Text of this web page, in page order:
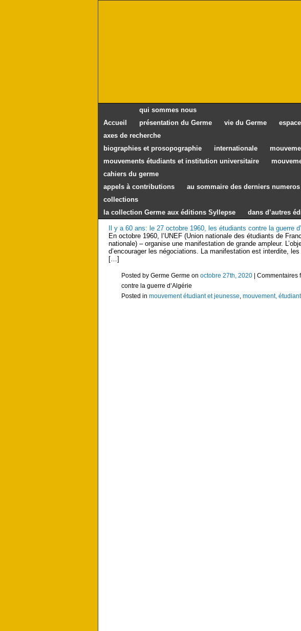
Accueil
qui sommes nous
présentation du Germe
vie du Germe
axes de recherche
biographies et prosopographie
internationale
mouvements étudiants et institution universitaire
cahiers du germe
appels à contributions
au sommaire des derniers numeros
collections
la collection Germe aux éditions Syllepse
dans d’autres
Il y a 60 ans: le 27 octobre 1960, les étudiants contre la guerre
En octobre 1960, l’UNEF (Union nationale des étudiants de
nationale) – organise une manifestation de grande ampleur.
d’encourager les négociations. La manifestation est interdite,
[…]
Posted by Germe Germe on octobre 27th, 2020 | Commentaires
contre la guerre d’Algérie
Posted in mouvement étudiant et jeunesse mouvement,